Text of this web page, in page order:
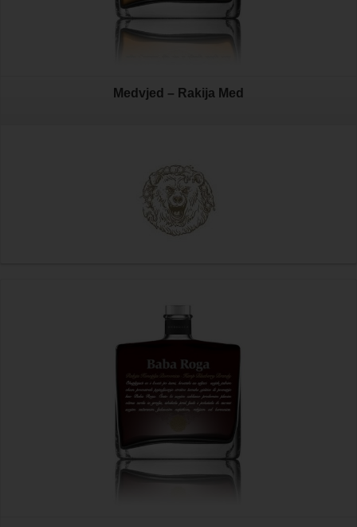
Medvjed – Rakija Med